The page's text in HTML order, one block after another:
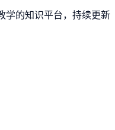
学的知识平台，持续更新